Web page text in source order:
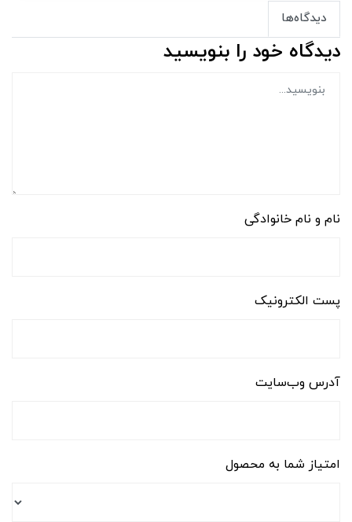
دیدگاه‌ها
دیدگاه خود را بنویسید
نام و نام خانوادگی
پست الکترونیک
آدرس وب‌سایت
امتیاز شما به محصول